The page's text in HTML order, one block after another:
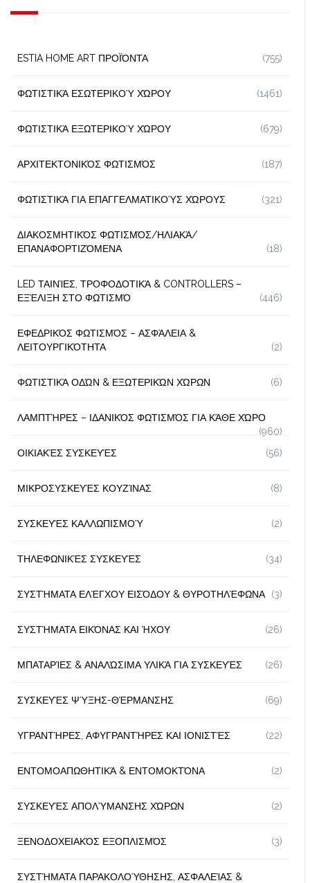
ESTIA HOME ART ΠΡΟΪΌΝΤΑ (755)
ΦΩΤΙΣΤΙΚΆ ΕΣΩΤΕΡΙΚΟΎ ΧΏΡΟΥ (1461)
ΦΩΤΙΣΤΙΚΆ ΕΞΩΤΕΡΙΚΟΎ ΧΏΡΟΥ (679)
ΑΡΧΙΤΕΚΤΟΝΙΚΌΣ ΦΩΤΙΣΜΌΣ (187)
ΦΩΤΙΣΤΙΚΆ ΓΙΑ ΕΠΑΓΓΕΛΜΑΤΙΚΟΎΣ ΧΏΡΟΥΣ (321)
ΔΙΑΚΟΣΜΗΤΙΚΌΣ ΦΩΤΙΣΜΌΣ/ΗΛΙΑΚΆ/
ΕΠΑΝΑΦΟΡΤΙΖΌΜΕΝΑ
(18)
LED ΤΑΙΝΊΕΣ, ΤΡΟΦΟΔΟΤΙΚΆ & CONTROLLERS –
ΕΞΈΛΙΞΗ ΣΤΟ ΦΩΤΙΣΜΌ
(446)
ΕΦΕΔΡΙΚΌΣ ΦΩΤΙΣΜΌΣ – ΑΣΦΆΛΕΙΑ &
ΛΕΙΤΟΥΡΓΙΚΌΤΗΤΑ
(2)
ΦΩΤΙΣΤΙΚΆ ΟΔΏΝ & ΕΞΩΤΕΡΙΚΏΝ ΧΏΡΩΝ (6)
ΛΑΜΠΤΉΡΕΣ – ΙΔΑΝΙΚΌΣ ΦΩΤΙΣΜΌΣ ΓΙΑ ΚΆΘΕ ΧΏΡΟ
(960)
ΟΙΚΙΑΚΈΣ ΣΥΣΚΕΥΈΣ
(56)
ΜΙΚΡΟΣΥΣΚΕΥΈΣ ΚΟΥΖΊΝΑΣ (8)
ΣΥΣΚΕΥΈΣ ΚΑΛΛΩΠΙΣΜΟΎ (2)
ΤΗΛΕΦΩΝΙΚΈΣ ΣΥΣΚΕΥΈΣ (34)
ΣΥΣΤΉΜΑΤΑ ΕΛΈΓΧΟΥ ΕΙΣΌΔΟΥ & ΘΥΡΟΤΗΛΈΦΩΝΑ (3)
ΣΥΣΤΉΜΑΤΑ ΕΙΚΌΝΑΣ ΚΑΙ ΉΧΟΥ (26)
ΜΠΑΤΑΡΊΕΣ & ΑΝΑΛΏΣΙΜΑ ΥΛΙΚΆ ΓΙΑ ΣΥΣΚΕΥΈΣ (26)
ΣΥΣΚΕΥΈΣ ΨΎΞΗΣ-ΘΈΡΜΑΝΣΗΣ (69)
ΥΓΡΑΝΤΉΡΕΣ, ΑΦΥΓΡΑΝΤΉΡΕΣ ΚΑΙ ΙΟΝΙΣΤΈΣ (22)
ΕΝΤΟΜΟΑΠΩΘΗΤΙΚΆ & ΕΝΤΟΜΟΚΤΌΝΑ (2)
ΣΥΣΚΕΥΈΣ ΑΠΟΛΎΜΑΝΣΗΣ ΧΏΡΩΝ (2)
ΞΕΝΟΔΟΧΕΙΑΚΌΣ ΕΞΟΠΛΙΣΜΌΣ (3)
ΣΥΣΤΉΜΑΤΑ ΠΑΡΑΚΟΛΟΎΘΗΣΗΣ, ΑΣΦΑΛΕΊΑΣ &